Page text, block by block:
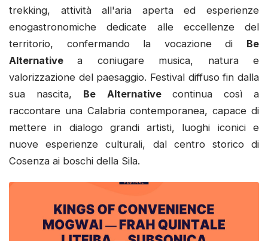
trekking, attività all'aria aperta ed esperienze
enogastronomiche dedicate alle eccellenze del
territorio, confermando la vocazione di Be
Alternativea coniugare musica, natura e
valorizzazione del paesaggio. Festival diffuso fin dalla
sua nascita, Be Alternative continua così a
raccontare una Calabria contemporanea, capace di
mettere in dialogo grandi artisti, luoghi iconici e
nuove esperienze culturali, dal centro storico di
Cosenza ai boschi della Sila.